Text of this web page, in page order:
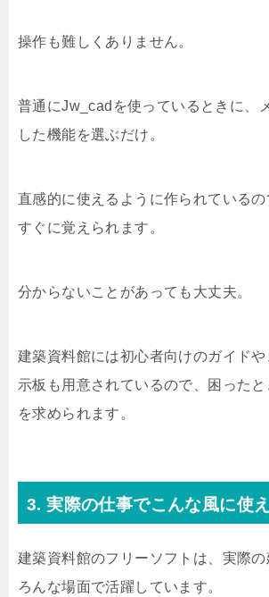
操作も難しくありません。
普通にJw_cadを使っているときに、
した機能を選ぶだけ。
直感的に使えるように作られている
すぐに覚えられます。
分からないことがあっても大丈夫。
建築資料館には初心者向けのガイド
示板も用意されているので、困った
を求められます。
3. 実際の仕事でこんな風に使
建築資料館のフリーソフトは、実際
ろんな場面で活躍しています。